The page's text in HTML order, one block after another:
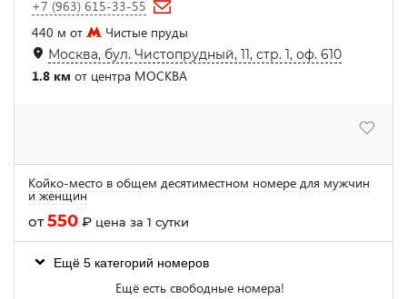
+7 (963) 615-33-55
440 м от
Чистые пруды
Москва, бул. Чистопрудный, 11, стр. 1, оф. 610
1.8 км от центра МОСКВА
Койко-место в общем десятиместном номере для мужчин
и женщин
от550 ₽ цена за 1 сутки
Ещё 5 категорий номеров
Ещё есть свободные номера!